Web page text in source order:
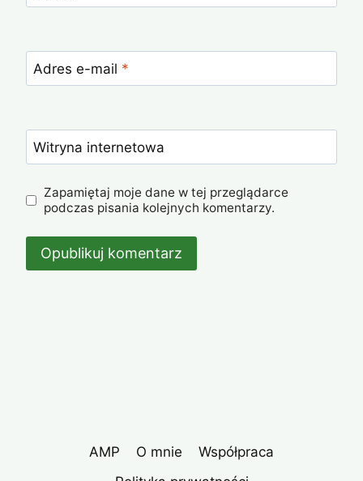
Adres e-mail *
Witryna internetowa
Zapamiętaj moje dane w tej przeglądarce
podczas pisania kolejnych komentarzy.
AMP O mnie
Współpraca